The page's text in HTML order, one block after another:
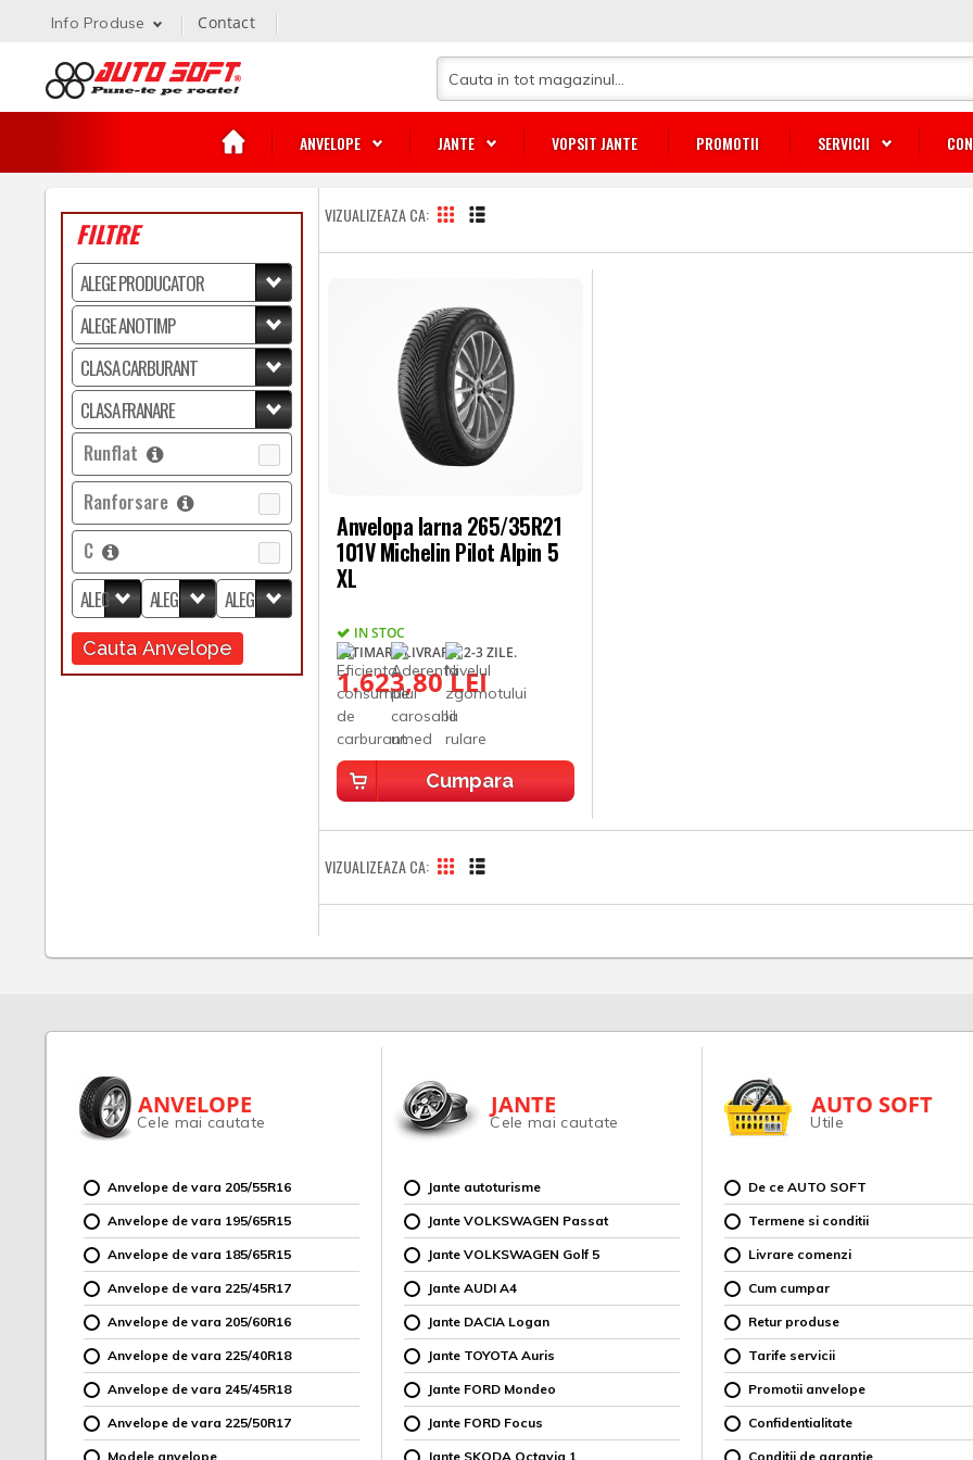
ANVELOPE JANTE VOPSIT JANTE PROMOTII SERVICII
Info Produse Contact
FILTRE
Runflat
Ranforsare
C
Cauta Anvelope
VIZUALIZEAZA CA
Anvelopa Iarna 265/35R21
101V Michelin Pilot Alpin 5
XL
IN STOC
ESTIMARE LIVRARE: 2-3 ZILE.
1.623,80 LEI
Cumpara
VIZUALIZEAZA CA
ANVELOPE
Cele mai cautate
Anvelope de vara 205/55R16
Anvelope de vara 195/65R15
Anvelope de vara 185/65R15
Anvelope de vara 225/45R17
Anvelope de vara 205/60R16
Anvelope de vara 225/40R18
Anvelope de vara 245/45R18
Anvelope de vara 225/50R17
Modele anvelope
JANTE
Cele mai cautate
Jante autoturisme
Jante VOLKSWAGEN Passat
Jante VOLKSWAGEN Golf 5
Jante AUDI A4
Jante DACIA Logan
Jante TOYOTA Auris
Jante FORD Mondeo
Jante FORD Focus
Jante SKODA Octavia 1
AUTO SOFT
Utile
De ce AUTO SOFT
Termene si conditii
Livrare comenzi
Cum cumpar
Retur produse
Tarife servicii
Promotii anvelope
Confidentialitate
Conditii de garantie